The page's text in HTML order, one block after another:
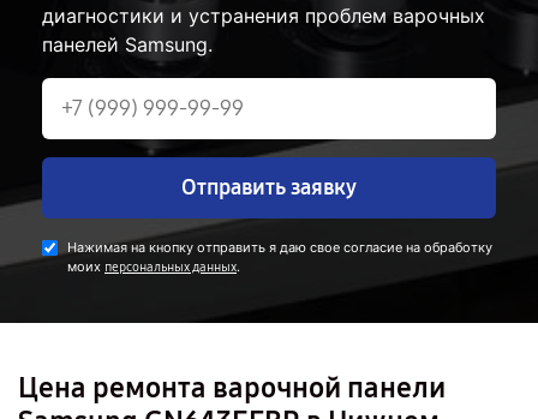
диагностики и устранения проблем варочных
панелей Samsung.
Отправить заявку
Нажимая на кнопку отправить я даю свое согласие на обработку
моих персональных данных.
Цена ремонта варочной панели